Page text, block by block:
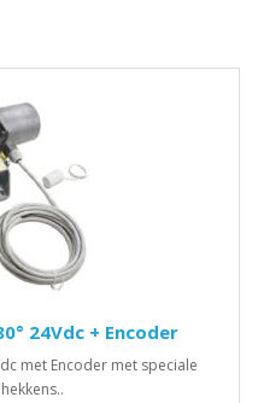
24Vdc + Encoder
met Encoder met speciale